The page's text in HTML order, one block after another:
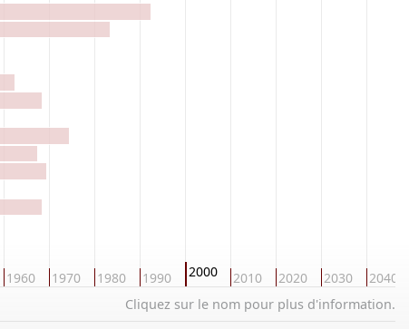
1960 1970 1980 1990 2000 2010 2020 2030 2040
Cliquez sur le nom pour plus d'information.